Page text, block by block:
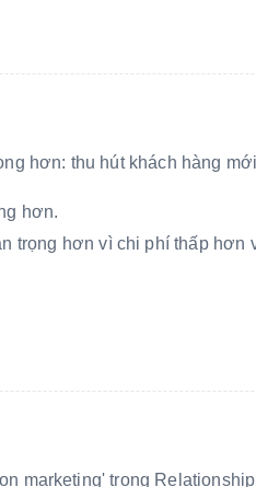
hơn: thu hút khách hàng
hơn.
trọng hơn vì chi phí thấp hơn
marketing' trong